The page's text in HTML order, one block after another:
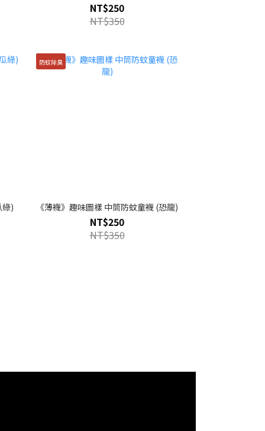
NT$250
NT$350
)
防蚊除臭
《薄襪》趣味圖樣 中筒防蚊童襪 (恐龍)
NT$250
NT$350